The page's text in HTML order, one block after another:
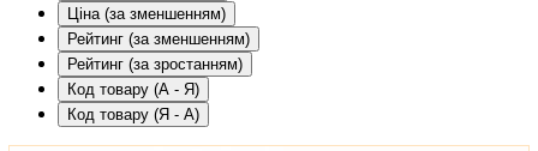
Ціна (за зменшенням)
Рейтинг (за зменшенням)
Рейтинг (за зростанням)
Код товару (А - Я)
Код товару (Я - А)